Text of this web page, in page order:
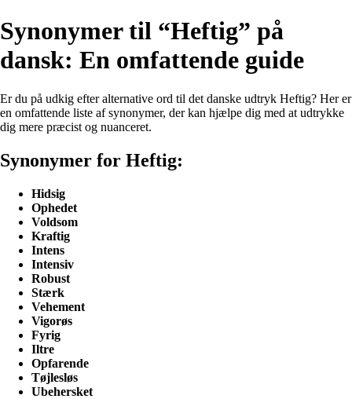
Synonymer til “Heftig” på
dansk: En omfattende guide
Er du på udkig efter alternative ord til det danske udtryk Heftig? Her er
en omfattende liste af synonymer, der kan hjælpe dig med at udtrykke
dig mere præcist og nuanceret.
Synonymer for Heftig:
Hidsig
Ophedet
Voldsom
Kraftig
Intens
Intensiv
Robust
Stærk
Vehement
Vigorøs
Fyrig
Iltre
Opfarende
Tøjlesløs
Ubehersket